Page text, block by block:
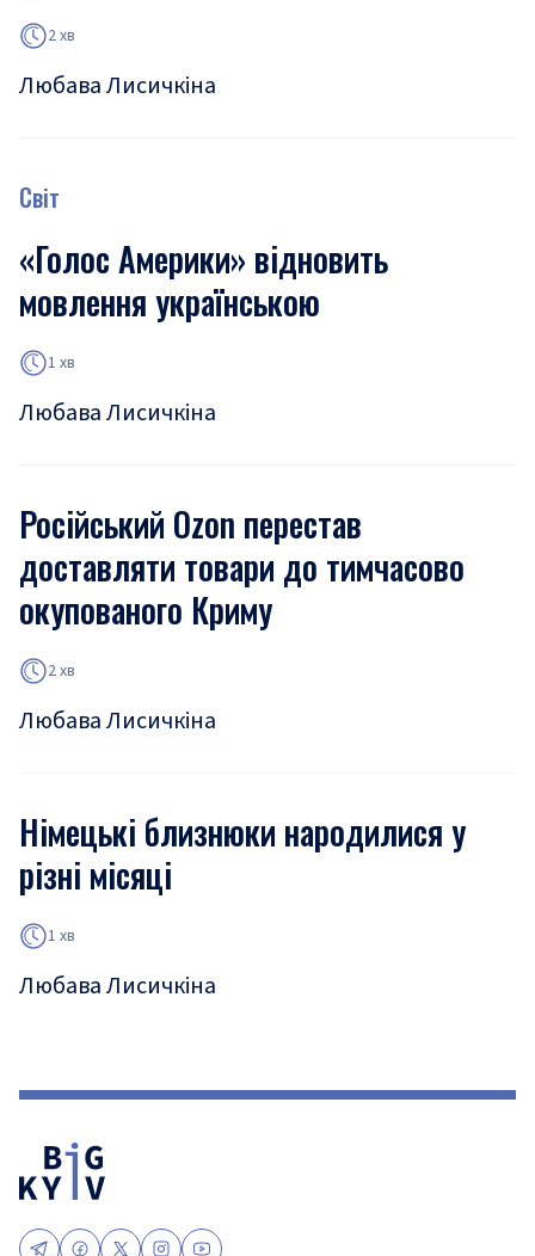
2 хв
Любава Лисичкіна
Світ
«Голос Америки» відновить
мовлення українською
1 хв
Любава Лисичкіна
Російський Ozon перестав
доставляти товари до тимчасово
окупованого Криму
2 хв
Любава Лисичкіна
Німецькі близнюки народилися у
різні місяці
1 хв
Любава Лисичкіна